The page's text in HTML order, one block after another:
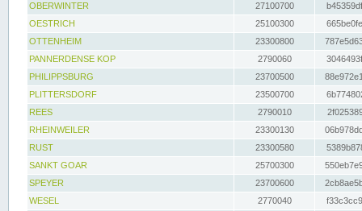
OBERWINTER
27100700
OESTRICH
25100300
OTTENHEIM
23300800
PANNERDENSE KOP
2790060
PHILIPPSBURG
23700500
PLITTERSDORF
23500700
REES
2790010
RHEINWEILER
23300130
RUST
23300580
SANKT GOAR
25700300
SPEYER
23700600
WESEL
2770040